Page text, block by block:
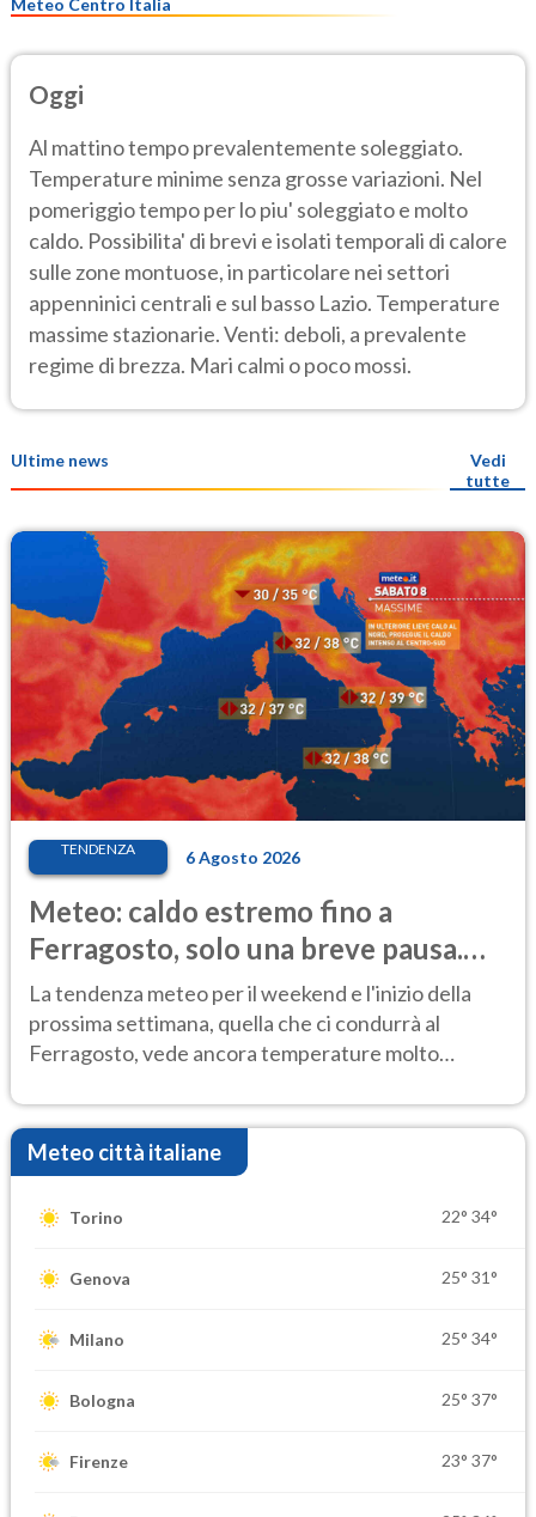
Oggi
Al mattino tempo prevalentemente soleggiato.
Temperature minime senza grosse variazioni. Nel
pomeriggio tempo per lo piu' soleggiato e molto
caldo. Possibilita' di brevi e isolati temporali di calore
sulle zone montuose, in particolare nei settori
appenninici centrali e sul basso Lazio. Temperature
massime stazionarie. Venti: deboli, a prevalente
regime di brezza. Mari calmi o poco mossi.
Ultime news
Vedi
tutte
TENDENZA 6 Agosto 2026
Meteo: caldo estremo fino a
Ferragosto, solo una breve pausa.
Ecco dove
La tendenza meteo per il weekend e l'inizio della
prossima settimana, quella che ci condurrà al
Ferragosto, vede ancora temperature molto
Meteo città italiane
Torino 22° 34°
Genova 25° 31°
Milano 25° 34°
Bologna 25° 37°
Firenze 23° 37°